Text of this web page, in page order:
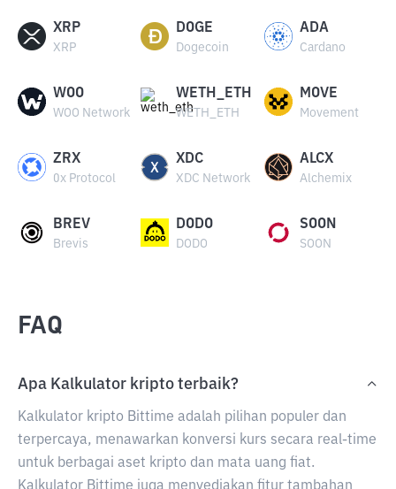
XRP
XRP
DOGE
Dogecoin
ADA
Cardano
WOO
WOO Network
WETH_ETH
WETH_ETH
MOVE
Movement
ZRX
0x Protocol
XDC
XDC Network
ALCX
Alchemix
BREV
Brevis
DODO
DODO
SOON
SOON
FAQ
Apa Kalkulator kripto terbaik?
Kalkulator kripto Bittime adalah pilihan populer dan
terpercaya, menawarkan konversi kurs secara real-time
untuk berbagai aset kripto dan mata uang fiat.